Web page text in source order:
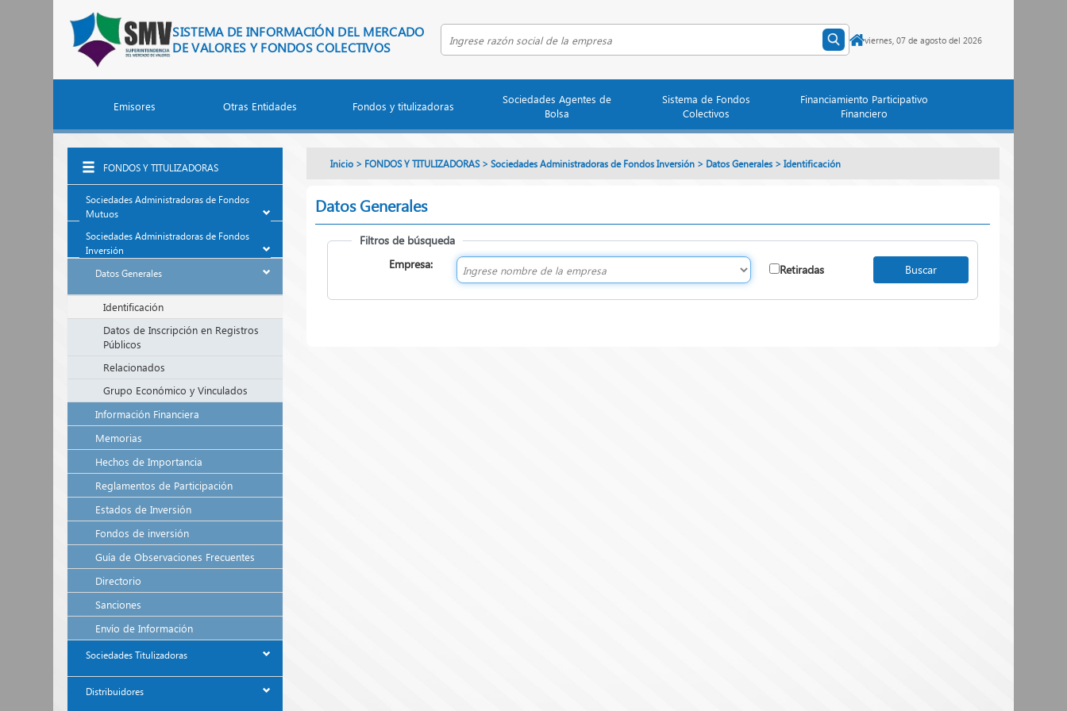
SISTEMA DE INFORMACIÓN DEL MERCADO
DE VALORES Y FONDOS COLECTIVOS
Buscar empresa por razón social
viernes, 07 de agosto del 2026
Emisores Otras Entidades Fondos y titulizadoras
Sociedades Agentes de
Bolsa
Sistema de Fondos
Colectivos
Financiamiento Participativo
Financiero
FONDOS Y TITULIZADORAS
Sociedades Administradoras de Fondos
Mutuos
Sociedades Administradoras de Fondos
Inversión
Datos Generales
Identificación
Datos de Inscripción en Registros
Públicos
Relacionados
Grupo Económico y Vinculados
Información Financiera
Memorias
Hechos de Importancia
Reglamentos de Participación
Estados de Inversión
Fondos de inversión
Guía de Observaciones Frecuentes
Directorio
Sanciones
Envío de Información
Sociedades Titulizadoras
Distribuidores
Inicio > FONDOS Y TITULIZADORAS>Sociedades Administradoras de Fondos Inversión > Datos Generales >Identificación
Datos Generales
Filtros de búsqueda
Empresa:
Retiradas